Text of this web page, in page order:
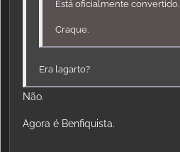
Está oficialmente convertido.
Craque.
Era lagarto?
Não.
Agora é Benfiquista.